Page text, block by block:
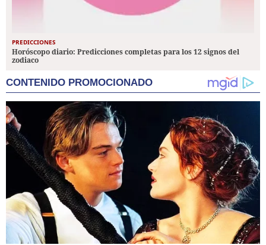
PREDICCIONES
Horóscopo diario: Predicciones completas para los 12 signos del
zodiaco
CONTENIDO PROMOCIONADO